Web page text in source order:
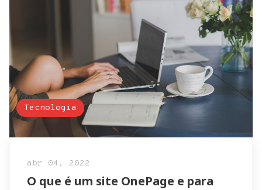
Tecnologia
abr 04, 2022
O que é um site OnePage e para